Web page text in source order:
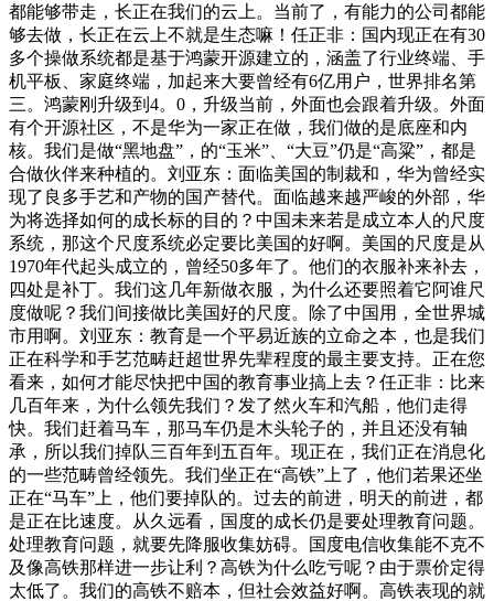
都能够带走，长正在我们的云上。当前了，有能力的公司都能
够去做，长正在云上不就是生态嘛！任正非：国内现正在有30
多个操做系统都是基于鸿蒙开源建立的，涵盖了行业终端、手
机平板、家庭终端，加起来大要曾经有6亿用户，世界排名第
三。鸿蒙刚升级到4。0，升级当前，外面也会跟着升级。外面
有个开源社区，不是华为一家正在做，我们做的是底座和内
核。我们是做“黑地盘”，的“玉米”、“大豆”仍是“高粱”，都是
合做伙伴来种植的。刘亚东：面临美国的制裁和，华为曾经实
现了良多手艺和产物的国产替代。面临越来越严峻的外部，华
为将选择如何的成长标的目的？中国未来若是成立本人的尺度
系统，那这个尺度系统必定要比美国的好啊。美国的尺度是从
1970年代起头成立的，曾经50多年了。他们的衣服补来补去，
四处是补丁。我们这几年新做衣服，为什么还要照着它阿谁尺
度做呢？我们间接做比美国好的尺度。除了中国用，全世界城
市用啊。刘亚东：教育是一个平易近族的立命之本，也是我们
正在科学和手艺范畴赶超世界先辈程度的最主要支持。正在您
看来，如何才能尽快把中国的教育事业搞上去？任正非：比来
几百年来，为什么领先我们？发了然火车和汽船，他们走得
快。我们赶着马车，那马车仍是木头轮子的，并且还没有轴
承，所以我们掉队三百年到五百年。现正在，我们正在消息化
的一些范畴曾经领先。我们坐正在“高铁”上了，他们若果还坐
正在“马车”上，他们要掉队的。过去的前进，明天的前进，都
是正在比速度。从久远看，国度的成长仍是要处理教育问题。
处理教育问题，就要先降服收集妨碍。国度电信收集能不克不
及像高铁那样进一步让利？高铁为什么吃亏呢？由于票价定得
太低了。我们的高铁不赔本，但社会效益好啊。高铁表现的就